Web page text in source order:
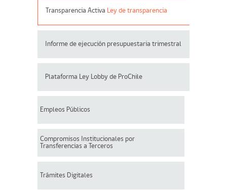
Transparencia Activa Ley de transparencia
Informe de ejecución presupuestaria trimestral
Plataforma Ley Lobby de ProChile
Empleos Públicos
Compromisos Institucionales por
Transferencias a Terceros
Trámites Digitales